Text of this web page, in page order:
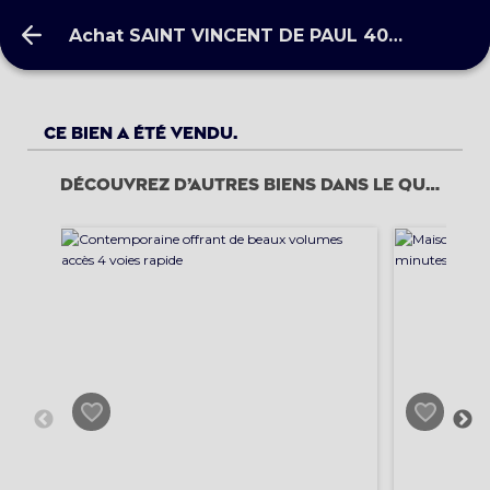
Achat SAINT VINCENT DE PAUL 40990
Achat SAINT VINCENT DE PAUL 40990
Ce bien a été vendu.
Découvrez d’autres biens dans le quartier